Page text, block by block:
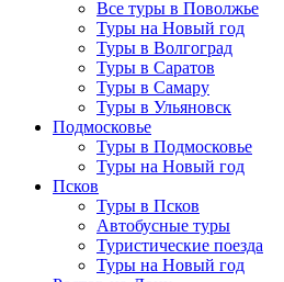
Все туры в Поволжье
Туры на Новый год
Туры в Волгоград
Туры в Саратов
Туры в Самару
Туры в Ульяновск
Подмосковье
Туры в Подмосковье
Туры на Новый год
Псков
Туры в Псков
Автобусные туры
Туристические поезда
Туры на Новый год